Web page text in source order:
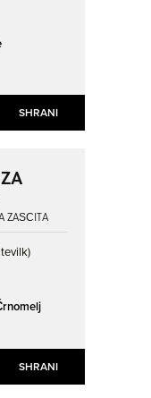
SHRANI
SHRANI
ZAŠČITA